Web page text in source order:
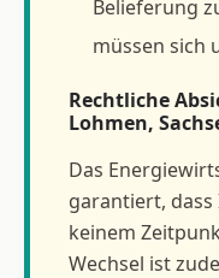
Belieferung
müssen sich
Rechtliche
Lohmen,
Das
garantiert,
keinem
Wechsel ist